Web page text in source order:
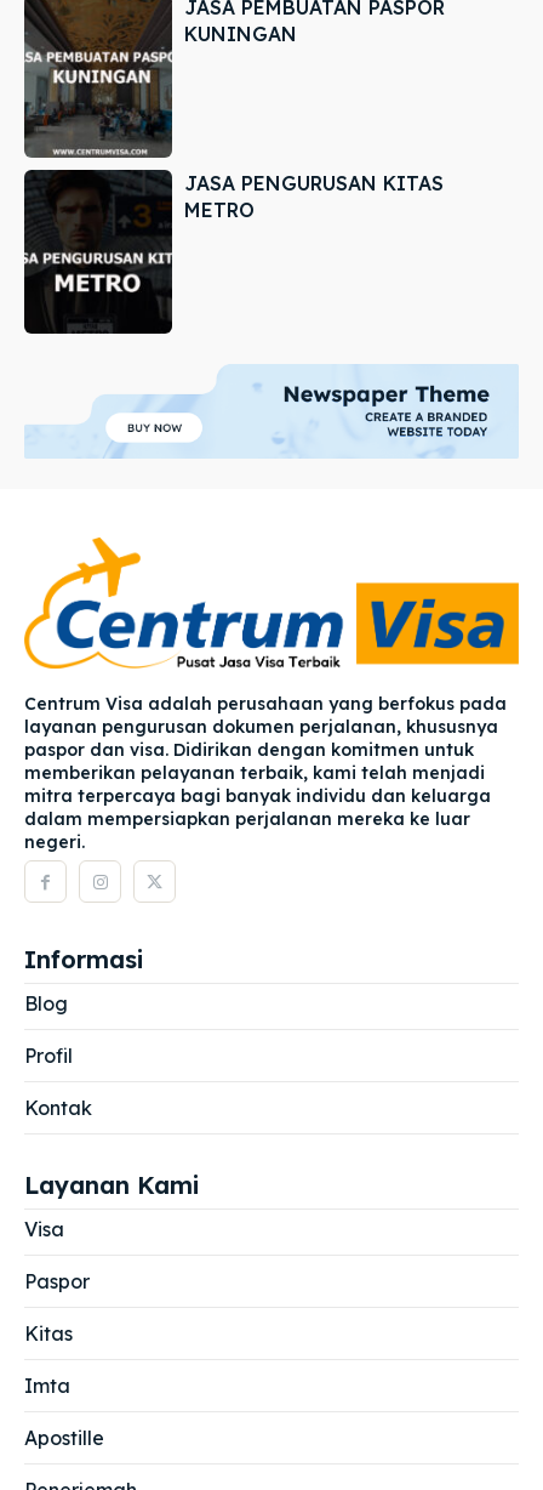
JASA PEMBUATAN PASPOR
KUNINGAN
JASA PENGURUSAN KITAS
METRO
Centrum Visa adalah perusahaan yang berfokus pada
layanan pengurusan dokumen perjalanan, khususnya
paspor dan visa. Didirikan dengan komitmen untuk
memberikan pelayanan terbaik, kami telah menjadi
mitra terpercaya bagi banyak individu dan keluarga
dalam mempersiapkan perjalanan mereka ke luar
negeri.
Informasi
Blog
Profil
Kontak
Layanan Kami
Visa
Paspor
Kitas
Imta
Apostille